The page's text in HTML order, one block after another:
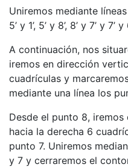
Uniremos mediante líneas
5’ y 1’, 5’ y 8’, 8’ y 7’ y 7’ y
A continuación, nos
iremos en dirección
cuadrículas y
mediante una línea los
Desde el punto 8,
hacia la derecha 6
punto 7. Uniremos
y 7 y cerraremos el